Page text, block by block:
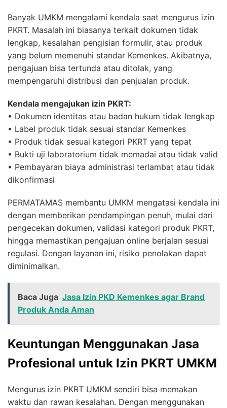
Banyak UMKM mengalami kendala saat mengurus izin
PKRT. Masalah ini biasanya terkait dokumen tidak
lengkap, kesalahan pengisian formulir, atau produk
yang belum memenuhi standar Kemenkes. Akibatnya,
pengajuan bisa tertunda atau ditolak, yang
mempengaruhi distribusi dan penjualan produk.
Kendala mengajukan izin PKRT:
• Dokumen identitas atau badan hukum tidak lengkap
• Label produk tidak sesuai standar Kemenkes
• Produk tidak sesuai kategori PKRT yang tepat
• Bukti uji laboratorium tidak memadai atau tidak valid
• Pembayaran biaya administrasi terlambat atau tidak
dikonfirmasi
PERMATAMAS membantu UMKM mengatasi kendala ini
dengan memberikan pendampingan penuh, mulai dari
pengecekan dokumen, validasi kategori produk PKRT,
hingga memastikan pengajuan online berjalan sesuai
regulasi. Dengan layanan ini, risiko penolakan dapat
diminimalkan.
Baca Juga Jasa Izin PKD Kemenkes agar Brand
Produk Anda Aman
Keuntungan Menggunakan Jasa
Profesional untuk Izin PKRT UMKM
Mengurus izin PKRT UMKM sendiri bisa memakan
waktu dan rawan kesalahan. Dengan menggunakan